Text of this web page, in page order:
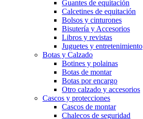
Guantes de equitación
Calcetines de equitación
Bolsos y cinturones
Bisutería y Accesorios
Libros y revistas
Juguetes y entretenimiento
Botas y Calzado
Botines y polainas
Botas de montar
Botas por encargo
Otro calzado y accesorios
Cascos y protecciones
Cascos de montar
Chalecos de seguridad